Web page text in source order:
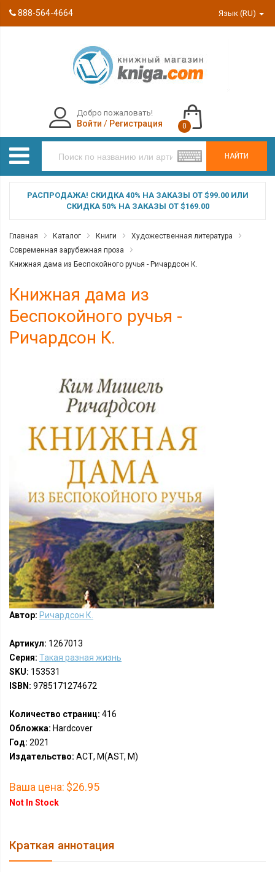
888-564-4664 Язык (RU)
НАЙТИ
Добро пожаловать!
Войти / Регистрация 0
РАСПРОДАЖА! СКИДКА 40% НА ЗАКАЗЫ ОТ $99.00 ИЛИ
СКИДКА 50% НА ЗАКАЗЫ ОТ $169.00
Главная Каталог Книги
Художественная литература
Современная зарубежная проза
Книжная дама из Беспокойного ручья - Ричардсон К.
Книжная дама из
Беспокойного ручья -
Ричардсон К.
Автор: Ричардсон К.
Артикул: 1267013
Серия: Такая разная жизнь
SKU: 153531
ISBN: 9785171274672
Количество страниц: 416
Обложка: Hardcover
Год: 2021
Издательство: АСТ, М(AST, M)
Ваша цена: $26.95
Not In Stock
Краткая аннотация